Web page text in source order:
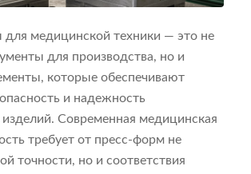
медицинской техники — это не
для производства, но и
которые обеспечивают
и надежность
Современная медицинская
требует от пресс-форм не
точности, но и соответствия